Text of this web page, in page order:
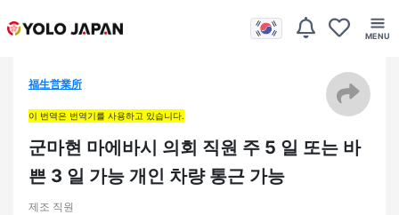
福生営業所
이 번역은 번역기를 사용하고 있습니다.
군마현 마에바시 의회 직원 주 5 일 또는 바
쁜 3 일 가능 개인 차량 통근 가능
제조 직원